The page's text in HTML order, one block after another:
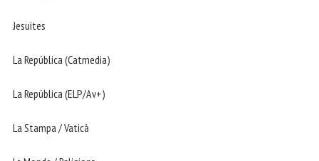
Jesuites
La República (Catmedia)
La República (ELP/Av+)
La Stampa / Vaticà